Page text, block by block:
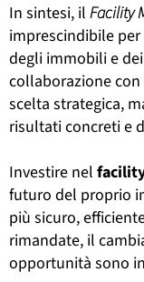
In sintesi, il Facility
imprescindibile
degli immobili e dei
collaborazione
scelta strategica,
risultati concreti e
Investire nel
futuro del proprio
più sicuro,
rimandate, il
opportunità sono